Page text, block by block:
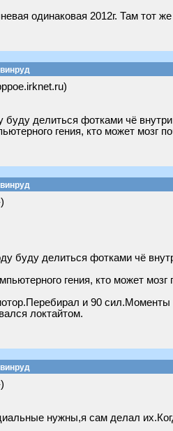
одинаковая 2012г. Там тот
буду делиться фотками чё
гения, кто может мозг
буду делиться фотками чё
гения, кто может мозг
и 90 сил.Моменты
локтайтом.
нужны,я сам делал